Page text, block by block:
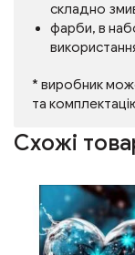
складно
фарби, в
* виробник
та
Схожі